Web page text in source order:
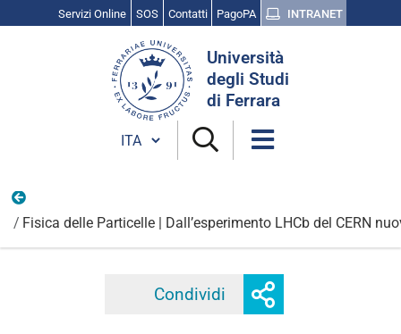
Servizi Online SOS Contatti PagoPA INTRANET
Università
degli Studi
di Ferrara
Cambia lingua
Fisica delle Particelle | Dall’esperimento LHCb del CERN
Condividi Facebook